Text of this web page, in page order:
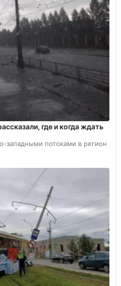
где и когда ждать
западными потоками в регион